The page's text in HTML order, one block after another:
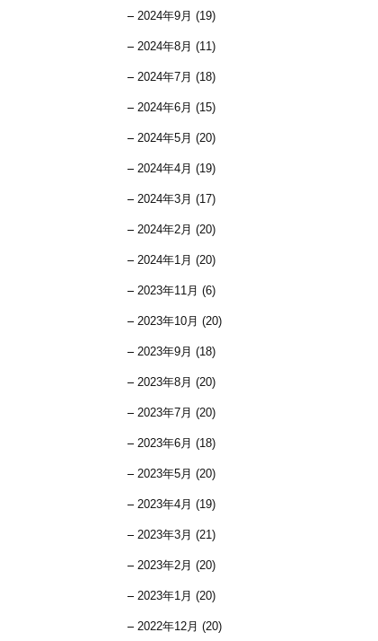
2024年9月 (19)
2024年8月 (11)
2024年7月 (18)
2024年6月 (15)
2024年5月 (20)
2024年4月 (19)
2024年3月 (17)
2024年2月 (20)
2024年1月 (20)
2023年11月 (6)
2023年10月 (20)
2023年9月 (18)
2023年8月 (20)
2023年7月 (20)
2023年6月 (18)
2023年5月 (20)
2023年4月 (19)
2023年3月 (21)
2023年2月 (20)
2023年1月 (20)
2022年12月 (20)